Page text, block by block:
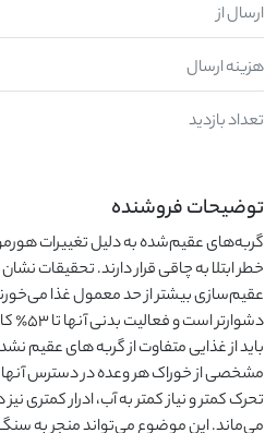
ارسال از
هزینه ارسال
تعداد بازدید
توضیحات فروشنده